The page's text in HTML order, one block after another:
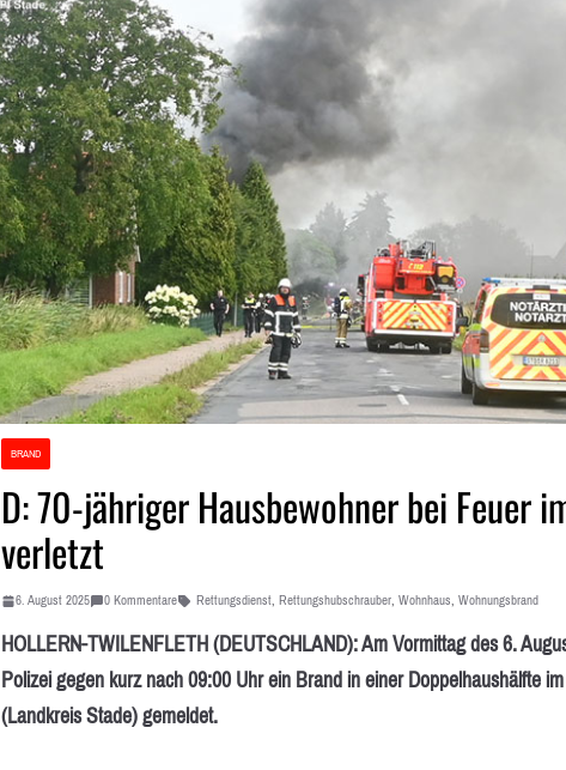
BRAND
D: 70-jähriger Hausbewohner bei Feuer
verletzt
6. August 2025 0 Kommentare Rettungsdienst, Rettungshubschrauber, Wohnhaus, Wohnungsbrand
HOLLERN-TWILENFLETH (DEUTSCHLAND): Am Vormittag des 6.
Polizei gegen kurz nach 09:00 Uhr ein Brand in einer Doppelhaushälfte
(Landkreis Stade) gemeldet.